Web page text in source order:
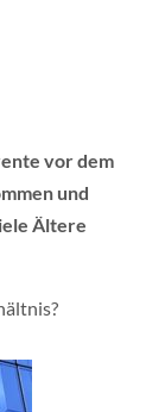
vor dem
und
Ältere